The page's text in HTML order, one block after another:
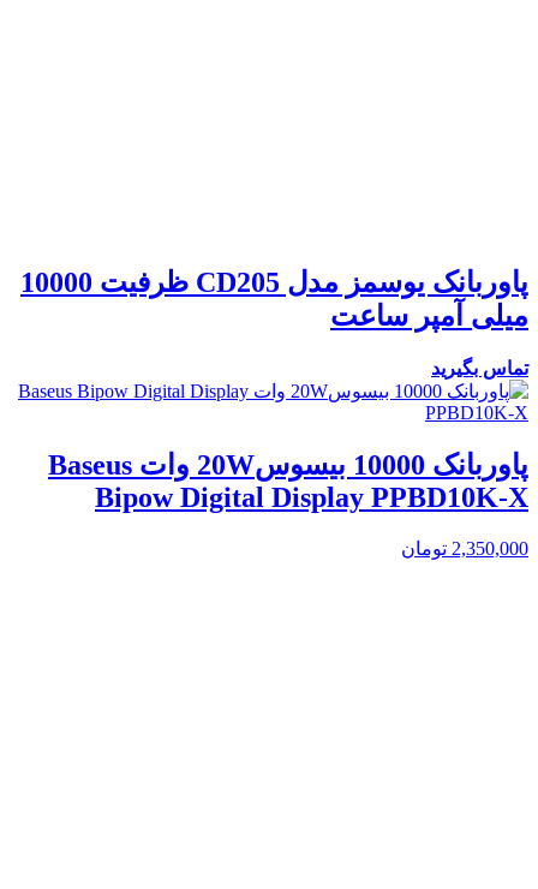
پاوربانک یوسمز مدل CD205 ظرفیت 10000
میلی آمپر ساعت
تماس بگیرید
پاوربانک 10000 بیسوس20W وات Baseus
Bipow Digital Display PPBD10K-X
2,350,000 تومان